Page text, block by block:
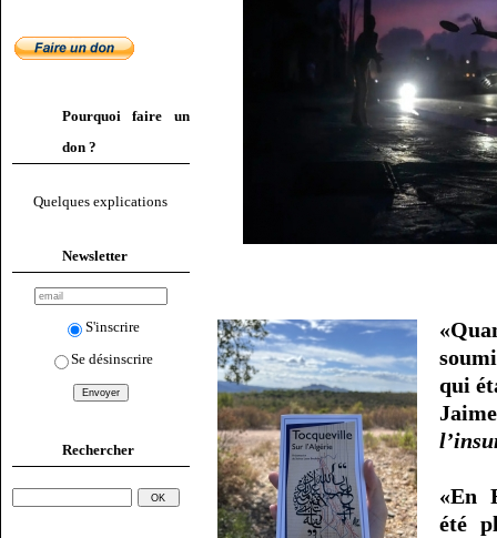
Pourquoi faire un
don ?
Quelques explications
Newsletter
S'inscrire
Se désinscrire
Rechercher
qui
«En
été